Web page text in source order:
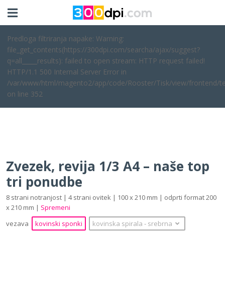
Predloga filtriranja napake: Warning:
file_get_contents(https://300dpi.com/searcha/ajax/suggest?
q=all_____results): failed to open stream: HTTP request failed!
HTTP/1.1 500 Internal Server Error in
/var/www/html/magento2/app/code/Rooster/Tisk/view/frontend/
on line 352
Zvezek, revija 1/3 A4 – naše top
tri ponudbe
8 strani notranjost | 4 strani ovitek | 100 x 210 mm | odprti format 200
x 210 mm | Spremeni
vezava
kovinski sponki kovinska spirala ‐ srebrna